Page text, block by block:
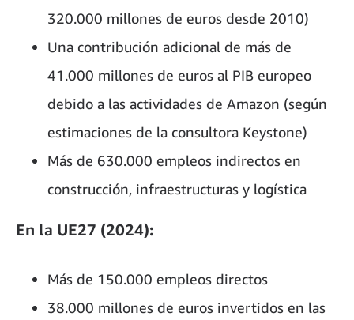
320.000 millones de euros desde 2010)
Una contribución adicional de más de
41.000 millones de euros al PIB europeo
debido a las actividades de Amazon (según
estimaciones de la consultora Keystone)
Más de 630.000 empleos indirectos en
construcción, infraestructuras y logística
En la UE27 (2024):
Más de 150.000 empleos directos
38.000 millones de euros invertidos en las